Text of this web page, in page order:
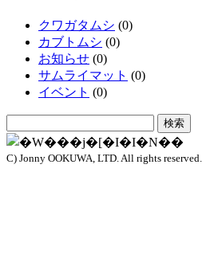
クワガタムシ (0)
カブトムシ (0)
お知らせ (0)
サムライマット (0)
イベント (0)
C) Jonny OOKUWA, LTD. All rights reserved.